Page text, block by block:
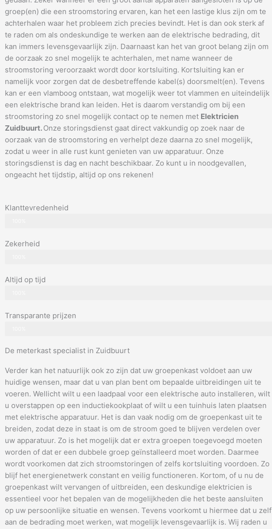
groep(en) die een stroomstoring ervaren, kan het een lastige klus zijn om te
achterhalen waar het probleem zich precies bevindt. Het is dan ook sterk af
te raden om als ondeskundige te werken aan de elektrische bedrading, dit
kan immers levensgevaarlijk zijn. Daarnaast kan het van groot belang zijn om
de oorzaak zo snel mogelijk te achterhalen, met name wanneer de
stroomstoring veroorzaakt wordt door kortsluiting. Kortsluiting kan er
namelijk voor zorgen dat de desbetreffende kabel(s) doorsmelt(en). Tevens
kan er een vlamboog ontstaan, wat mogelijk weer tot vlammen en uiteindelijk
een elektrische brand kan leiden. Het is daarom verstandig om bij een
stroomstoring zo snel mogelijk contact op te nemen met Elektricien
Zuidbuurt.Onze storingsdienst gaat direct vakkundig op zoek naar de
oorzaak van de stroomstoring en verhelpt deze daarna zo snel mogelijk,
zodat u weer in alle rust kunt genieten van uw apparatuur. Onze
storingsdienst is dag en nacht beschikbaar. Zo kunt u in noodgevallen,
ongeacht het tijdstip, altijd op ons rekenen!
Klanttevredenheid
Zekerheid
Altijd op tijd
Transparante prijzen
De meterkast specialist in Zuidbuurt
Verder kan het natuurlijk ook zo zijn dat uw groepenkast voldoet aan uw
huidige wensen, maar dat u van plan bent om bepaalde uitbreidingen uit te
voeren. Wellicht wilt u een laadpaal voor een elektrische auto installeren, wilt
u overstappen op een inductiekookplaat of wilt u een tuinhuis laten plaatsen
met elektrische apparatuur. Het is dan vaak nodig om de groepenkast uit te
breiden, zodat deze in staat is om de stroom goed te blijven verdelen over
uw apparatuur. Zo is het mogelijk dat er extra groepen toegevoegd moeten
worden of dat er een dubbele groep geïnstalleerd moet worden. Daarmee
wordt voorkomen dat zich stroomstoringen of zelfs kortsluiting voordoen. Zo
blijf het energienetwerk constant en veilig functioneren. Kortom, of u nu de
groepenkast wilt vervangen of uitbreiden, een deskundige elektricien is
essentieel voor het bepalen van de mogelijkheden die het beste aansluiten
op uw persoonlijke situatie en wensen. Tevens voorkomt u hiermee dat u zelf
aan de bedrading moet werken, wat mogelijk levensgevaarlijk is. Wij raden u